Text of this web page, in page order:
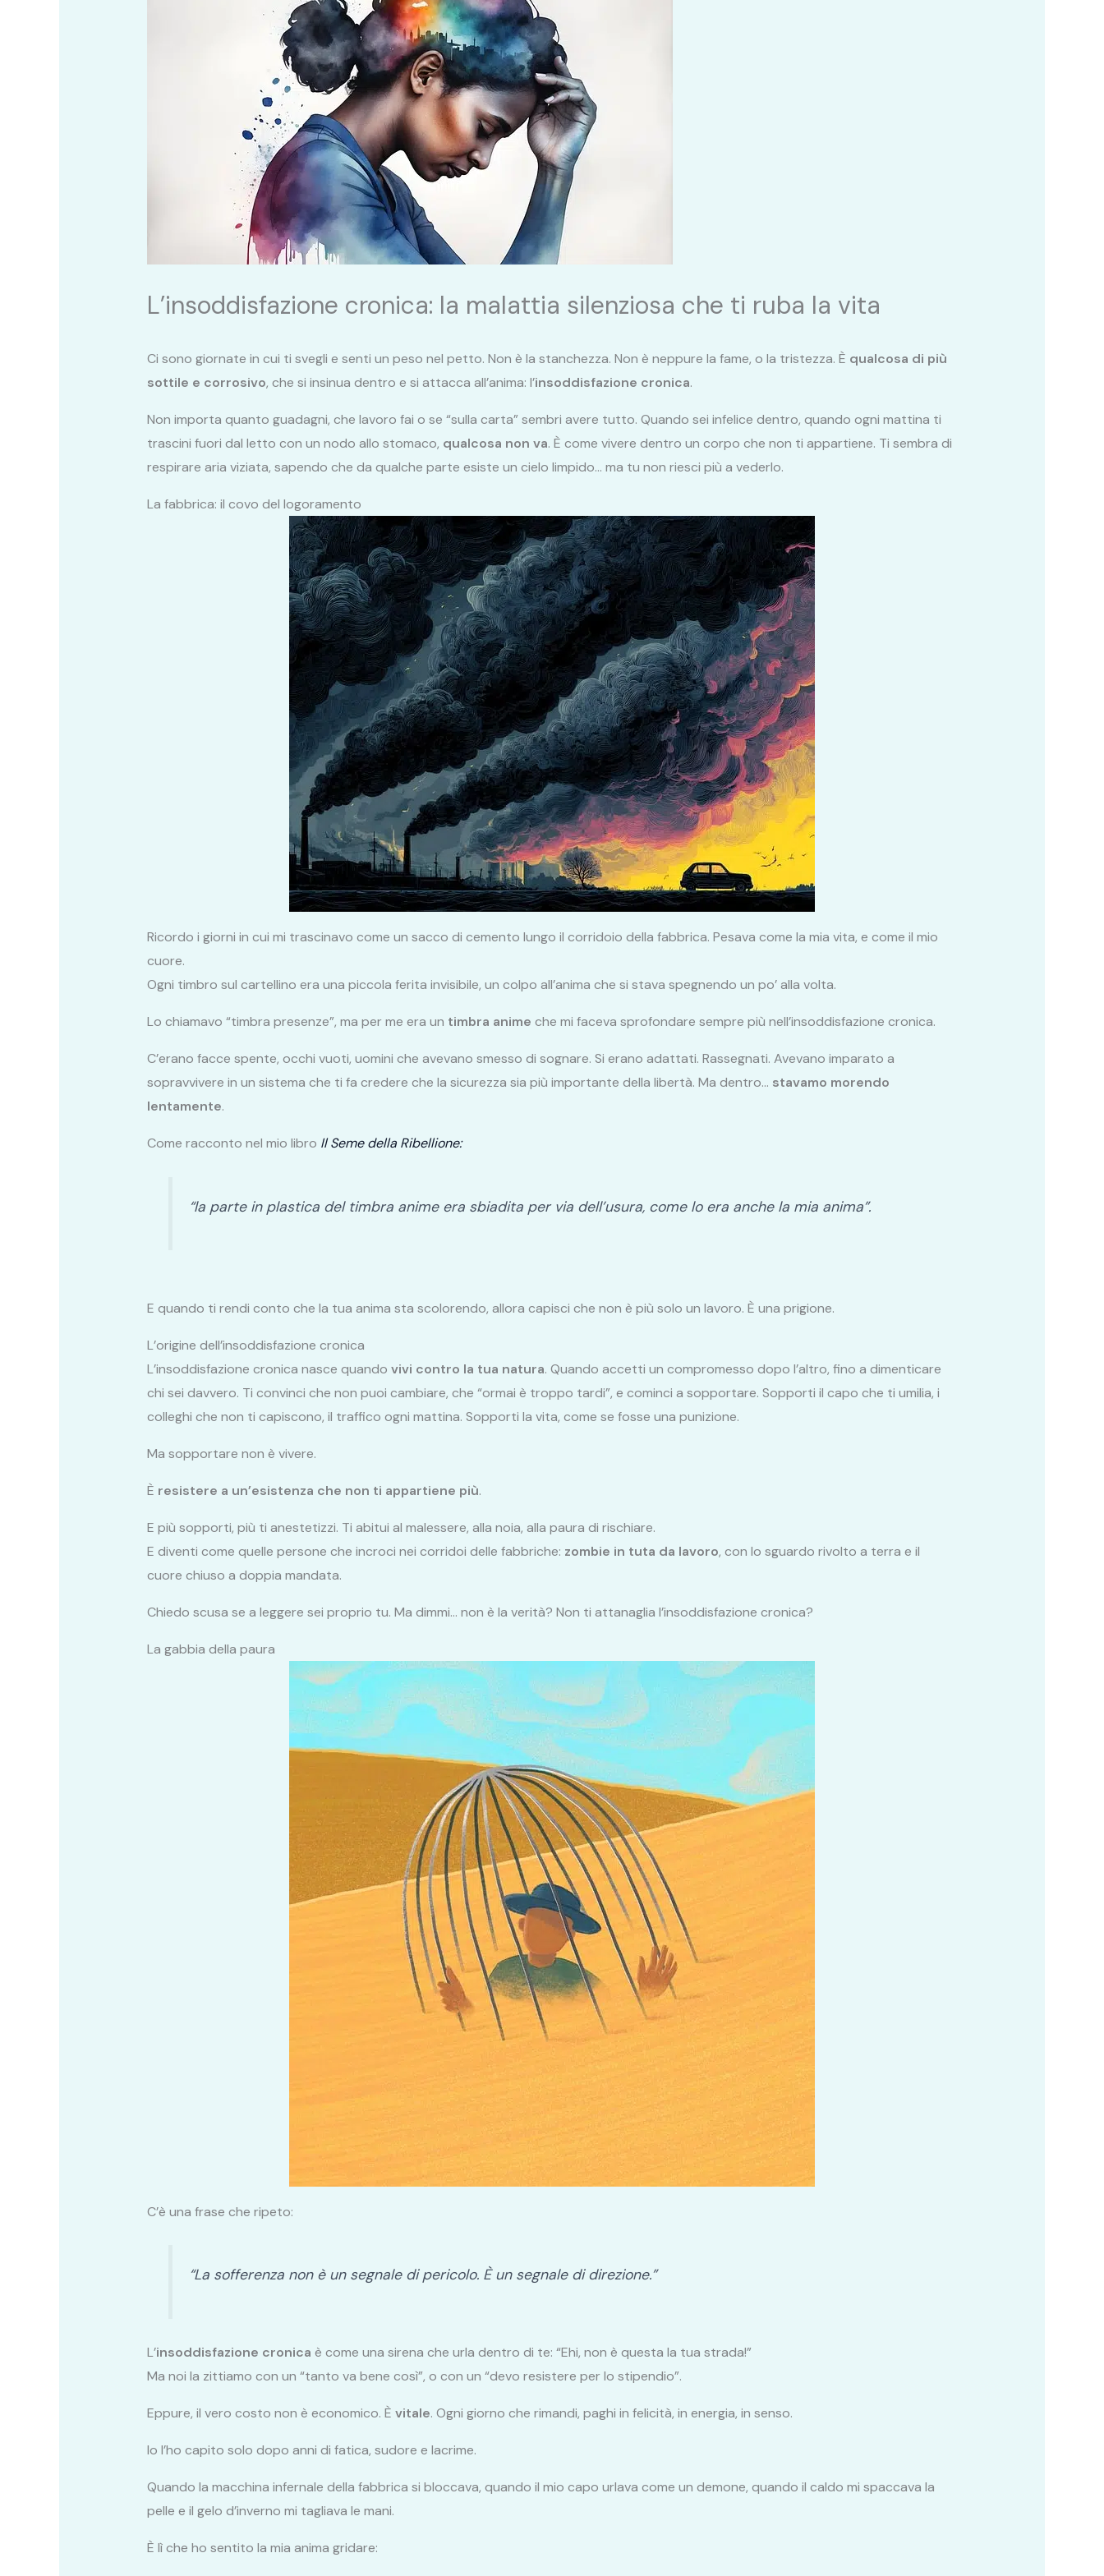
L’insoddisfazione cronica: la malattia silenziosa che ti ruba la vita
Ci sono giornate in cui ti svegli e senti un peso nel petto. Non è la stanchezza. Non è neppure la fame, o la tristezza. È qualcosa di più
sottile e corrosivo, che si insinua dentro e si attacca all’anima: l’insoddisfazione cronica.
Non importa quanto guadagni, che lavoro fai o se “sulla carta” sembri avere tutto. Quando sei infelice dentro, quando ogni mattina ti
trascini fuori dal letto con un nodo allo stomaco, qualcosa non va. È come vivere dentro un corpo che non ti appartiene. Ti sembra di
respirare aria viziata, sapendo che da qualche parte esiste un cielo limpido… ma tu non riesci più a vederlo.
La fabbrica: il covo del logoramento
Ricordo i giorni in cui mi trascinavo come un sacco di cemento lungo il corridoio della fabbrica. Pesava come la mia vita, e come il mio
cuore.
Ogni timbro sul cartellino era una piccola ferita invisibile, un colpo all’anima che si stava spegnendo un po’ alla volta.
Lo chiamavo “timbra presenze”, ma per me era un timbra anime che mi faceva sprofondare sempre più nell’insoddisfazione cronica.
C’erano facce spente, occhi vuoti, uomini che avevano smesso di sognare. Si erano adattati. Rassegnati. Avevano imparato a
sopravvivere in un sistema che ti fa credere che la sicurezza sia più importante della libertà. Ma dentro… stavamo morendo
lentamente.
Come racconto nel mio libro Il Seme della Ribellione:
“la parte in plastica del timbra anime era sbiadita per via dell’usura, come lo era anche la mia anima”.
E quando ti rendi conto che la tua anima sta scolorendo, allora capisci che non è più solo un lavoro. È una prigione.
L’origine dell’insoddisfazione cronica
L’insoddisfazione cronica nasce quando vivi contro la tua natura. Quando accetti un compromesso dopo l’altro, fino a dimenticare
chi sei davvero. Ti convinci che non puoi cambiare, che “ormai è troppo tardi”, e cominci a sopportare. Sopporti il capo che ti umilia, i
colleghi che non ti capiscono, il traffico ogni mattina. Sopporti la vita, come se fosse una punizione.
Ma sopportare non è vivere.
È resistere a un’esistenza che non ti appartiene più.
E più sopporti, più ti anestetizzi. Ti abitui al malessere, alla noia, alla paura di rischiare.
E diventi come quelle persone che incroci nei corridoi delle fabbriche: zombie in tuta da lavoro, con lo sguardo rivolto a terra e il
cuore chiuso a doppia mandata.
Chiedo scusa se a leggere sei proprio tu. Ma dimmi… non è la verità? Non ti attanaglia l’insoddisfazione cronica?
La gabbia della paura
C’è una frase che ripeto:
“La sofferenza non è un segnale di pericolo. È un segnale di direzione.”
L’insoddisfazione cronica è come una sirena che urla dentro di te: “Ehi, non è questa la tua strada!”
Ma noi la zittiamo con un “tanto va bene così”, o con un “devo resistere per lo stipendio”.
Eppure, il vero costo non è economico. È vitale. Ogni giorno che rimandi, paghi in felicità, in energia, in senso.
Io l’ho capito solo dopo anni di fatica, sudore e lacrime.
Quando la macchina infernale della fabbrica si bloccava, quando il mio capo urlava come un demone, quando il caldo mi spaccava la
pelle e il gelo d’inverno mi tagliava le mani.
È lì che ho sentito la mia anima gridare: